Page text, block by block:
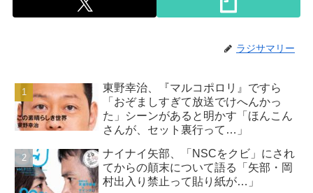
ラジサマリー
東野幸治、『マルコポロリ』ですら
「おぞましすぎて放送でけへんかっ
た」シーンがあると明かす「ほんこん
さんが、セット裏行って…」
ナイナイ矢部、「NSCをクビ」にされ
てからの顛末について語る「矢部・岡
村出入り禁止って貼り紙が…」